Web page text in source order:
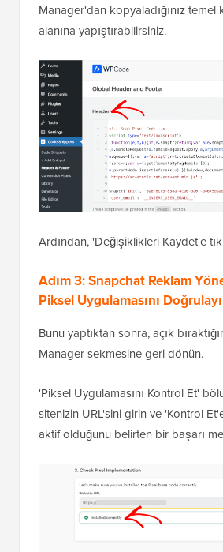
Manager'dan kopyaladığınız
alanına yapıştırabilirsiniz.
Ardından, 'Değişiklikleri Kaydet'e
Adım 3: Snapchat Reklam
Piksel Uygulamasını
Bunu yaptıktan sonra, açık
Manager sekmesine geri dönün.
'Piksel Uygulamasını Kontrol Et'
sitenizin URL'sini girin ve 'Kontrol
aktif olduğunu belirten bir başarı